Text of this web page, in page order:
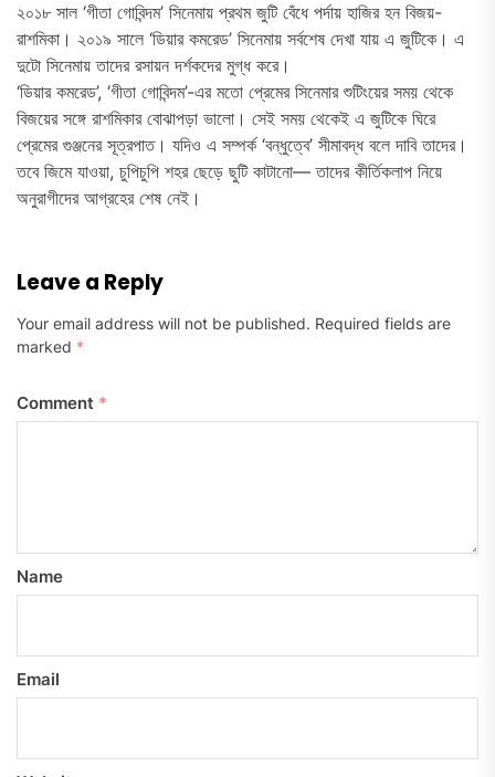
২০১৮ সাল ‘গীতা গোবিন্দম’ সিনেমায় প্রথম জুটি বেঁধে পর্দায় হাজির হন বিজয়-
রাশমিকা। ২০১৯ সালে ‘ডিয়ার কমরেড’ সিনেমায় সর্বশেষ দেখা যায় এ জুটিকে। এ
দুটো সিনেমায় তাদের রসায়ন দর্শকদের মুগ্ধ করে।
‘ডিয়ার কমরেড’, ‘গীতা গোবিন্দম’-এর মতো প্রেমের সিনেমার শুটিংয়ের সময় থেকে
বিজয়ের সঙ্গে রাশমিকার বোঝাপড়া ভালো। সেই সময় থেকেই এ জুটিকে ঘিরে
প্রেমের গুঞ্জনের সূত্রপাত। যদিও এ সম্পর্ক ‘বন্ধুত্বে’ সীমাবদ্ধ বলে দাবি তাদের।
তবে জিমে যাওয়া, চুপিচুপি শহর ছেড়ে ছুটি কাটানো— তাদের কীর্তিকলাপ নিয়ে
অনুরাগীদের আগ্রহের শেষ নেই।
Leave a Reply
Your email address will not be published. Required fields are
marked *
Comment *
Name
Email